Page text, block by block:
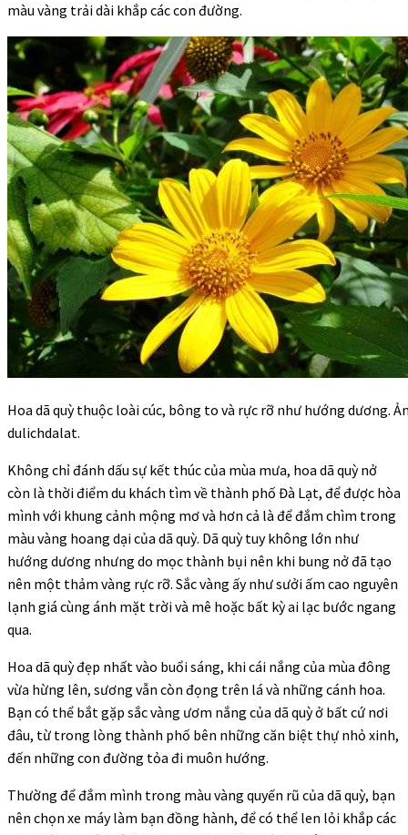
màu vàng trải dài khắp các con đường.
Hoa dã quỳ thuộc loài cúc, bông to và rực rỡ như hướng dương.
dulichdalat.
Không chỉ đánh dấu sự kết thúc của mùa mưa, hoa dã quỳ nở
còn là thời điểm du khách tìm về thành phố Đà Lạt, để được hòa
mình với khung cảnh mộng mơ và hơn cả là để đắm chìm trong
màu vàng hoang dại của dã quỳ. Dã quỳ tuy không lớn như
hướng dương nhưng do mọc thành bụi nên khi bung nở đã tạo
nên một thảm vàng rực rỡ. Sắc vàng ấy như sưởi ấm cao nguyên
lạnh giá cùng ánh mặt trời và mê hoặc bất kỳ ai lạc bước ngang
qua.
Hoa dã quỳ đẹp nhất vào buổi sáng, khi cái nắng của mùa đông
vừa hừng lên, sương vẫn còn đọng trên lá và những cánh hoa.
Bạn có thể bắt gặp sắc vàng ươm nắng của dã quỳ ở bất cứ nơi
đâu, từ trong lòng thành phố bên những căn biệt thự nhỏ xinh,
đến những con đường tỏa đi muôn hướng.
Thường để đắm mình trong màu vàng quyến rũ của dã quỳ, bạn
nên chọn xe máy làm bạn đồng hành, để có thể len lỏi khắp các